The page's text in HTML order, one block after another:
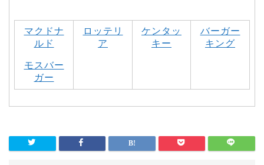
マクドナ
ルド
ロッテリ
ア
ケンタッ
キー
バーガー
キング
モスバー
ガー